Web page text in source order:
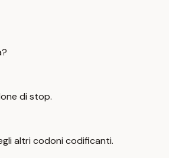
di stop.
altri codoni codificanti.